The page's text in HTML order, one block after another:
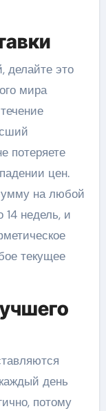
делайте это
мира
потеряете
цен.
на любой
14 недель, и
текущее
день
потому